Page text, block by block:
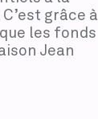
grâce à
les fonds
Jean